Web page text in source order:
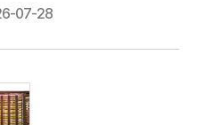
07-28